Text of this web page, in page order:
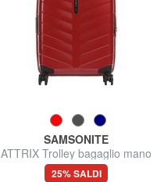
SAMSONITE
ATTRIX Trolley bagaglio mano
espandibile
25% SALDI